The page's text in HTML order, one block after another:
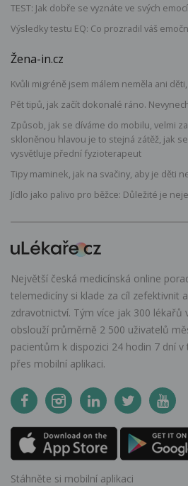
TEST: Jak dobře se vyznáte ve svých
Výsledky testu EQ: Co prozradil váš
Žena-in.cz
Kvůli migréně jsem málem neměla ani
Pět tipů, jak začít dokonalé ráno.
Způsob, jak se díváme do mobilu, velmi
skloněnou hlavou je to stejná zátěž, jak
vysvětluje přední fyzioterapeut
Tipy maminek, jak na svačiny, aby je děti
Jídlo jako palivo pro běžce: Důležité je
Největší česká medicínská online
telemedicíny si klade za cíl zefektivnit
zdravotnictví. Tým více jak 300 lékařů
obslouží průměrně 2 500 uživatelů
pacientům k dispozici 24 hodin 7 dní
přes mobilní aplikaci.
Stáhněte si mobilní aplikaci